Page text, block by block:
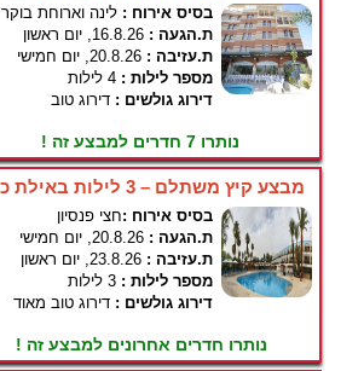
בסיס אירוח : לינה וארוחת בוקר
ת.הגעה : 16.8.26, יום ראשון
ת.עזיבה : 20.8.26, יום חמישי
מספר לילות : 4 לילות
דירוג גולשים : דירוג טוב
נותרו 7 חדרים למבצע זה !
מבצע קיץ משתלם – 3 לילות באילת כולל חצי פנסיון
בסיס אירוח :חצי פנסיון
ת.הגעה : 20.8.26, יום חמישי
ת.עזיבה : 23.8.26, יום ראשון
מספר לילות : 3 לילות
דירוג גולשים : דירוג טוב מאוד
נותרו חדרים אחרונים למבצע זה !